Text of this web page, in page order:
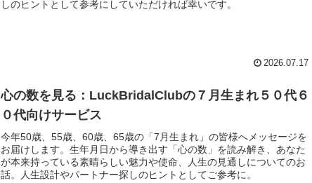
しのヒントとして参考にしていただければ幸いです。
2026.07.17
心の数を見る：LuckBridalClubの７月生まれ５０代６
０代向けサービス
今年50歳、55歳、60歳、65歳の「7月生まれ」の皆様へメッセージを
お届けします。生年月日から導き出す「心の数」を読み解き、あなた
が本来持っている素晴らしい魅力や使命、人生の見通しについてのお
話。人生設計やパートナー探しのヒントとしてご参考に。